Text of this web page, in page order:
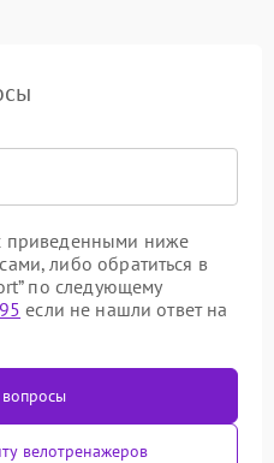
приведенными ниже
либо обратиться в
по следующему
если не нашли ответ на
велотренажеров